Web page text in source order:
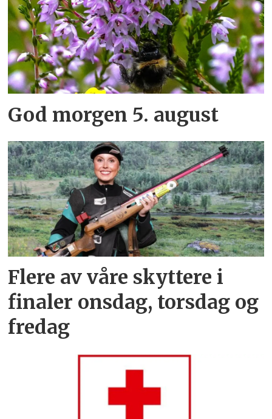
God morgen 5. august
Flere av våre skyttere i
finaler onsdag, torsdag og
fredag